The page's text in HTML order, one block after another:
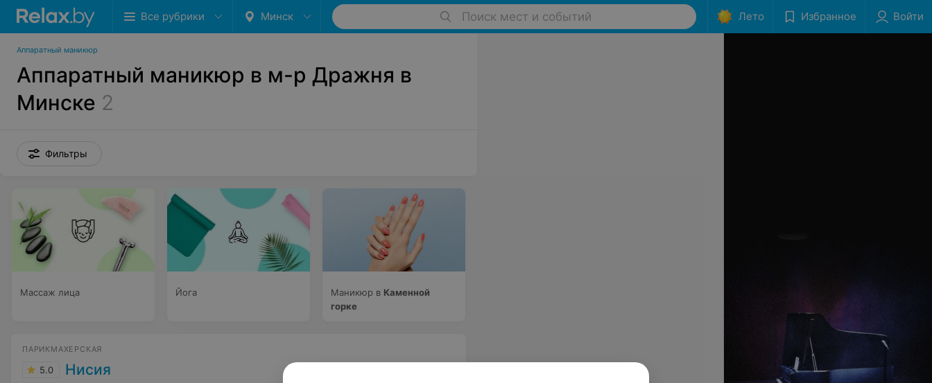
Все рубрики Минск Поиск мест и событий Лето Избранное Войти
Аппаратный маникюр
Аппаратный маникюр в м-р Дражня в
Минске 2
Фильтры
Массаж лица Йога Маникюр в Каменной
горке
ПАРИКМАХЕРСКАЯ
5.0 Нисия